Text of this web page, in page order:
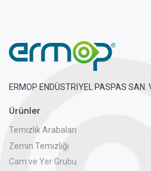
ERMOP ENDÜSTRİYEL PASPAS SAN.
Ürünler
Temizlik Arabaları
Zemin Temizliği
Cam ve Yer Grubu